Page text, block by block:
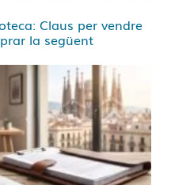
Claus per vendre
la següent